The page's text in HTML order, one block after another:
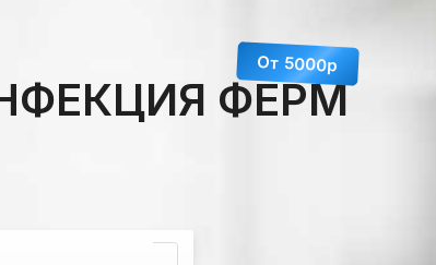
ФЕРМ
От 5000р